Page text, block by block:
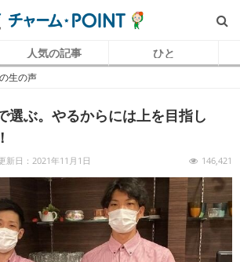
人気の記事 ひと
生の声
選ぶ。やるからには上を目指し
新日：2021年11月1日 146,421